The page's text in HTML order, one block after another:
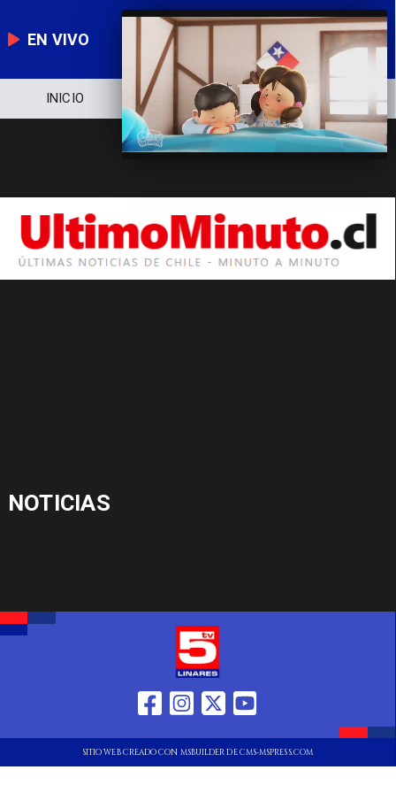
EN VIVO
INICIO NOTICIERO POLÍTICA
NOTICIAS
SITIO WEB CREADO CON MSBUILDER DE CMS-MSPRESS.COM